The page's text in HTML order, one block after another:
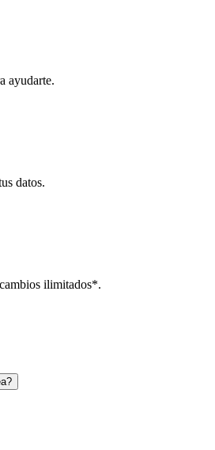
ayudarte.
datos.
ilimitados*.